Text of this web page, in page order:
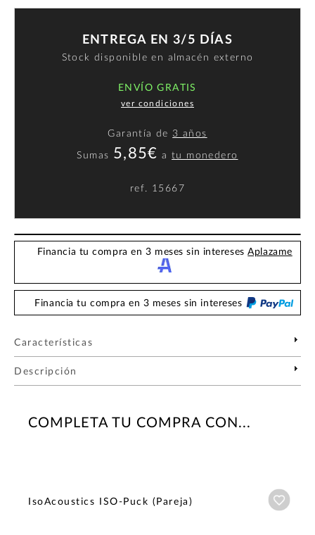
ENTREGA EN 3/5 DÍAS
Stock disponible en almacén externo
ENVÍO GRATIS
ver condiciones
Garantía de 3 años
Sumas 5,85€ atu monedero
ref. 15667
Financia tu compra en 3 meses sin interesesAplazame
Financia tu compra en 3 meses sin intereses
Características
Descripción
COMPLETA TU COMPRA CON...
IsoAcoustics ISO-Puck (Pareja)